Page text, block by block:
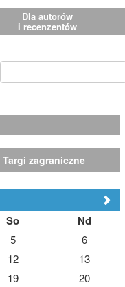
Dla autorów
i recenzentów
Targi zagraniczne
So Nd
5
6
12
13
19
20